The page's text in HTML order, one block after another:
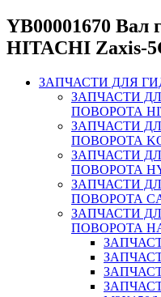
YB00001670 Вал
HITACHI Zaxis-
ЗАПЧАСТИ ДЛЯ
ЗАПЧАСТИ
ПОВОРОТА
ЗАПЧАСТИ
ПОВОРОТА
ЗАПЧАСТИ
ПОВОРОТА
ЗАПЧАСТИ
ПОВОРОТА
ЗАПЧАСТИ
ПОВОРОТА